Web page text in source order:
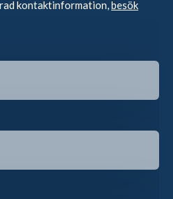
kontaktinformation,besök